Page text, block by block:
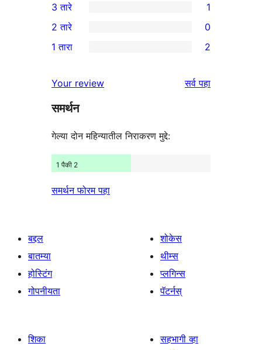
तारांकित
परीक्षणे
4-
तारांकित
परीक्षणे
1
3-
तारांकित
3 तारे 1
2-
परीक्षणे
2 तारे 0
तारांकित
परीक्षणे
1 तारा 2
Your review सर्वपुनरावलोकने
पहा
समर्थन
गेल्या दोन महिन्यातील निराकरण मुद्दे:
1 पैकी 2
समर्थन फोरम पहा
बद्दल
बातम्या
होस्टिंग
गोपनीयता
शोकेस
थीम्स
प्लगिन्स
पॅटर्नस्
शिका
सहभागी व्हा